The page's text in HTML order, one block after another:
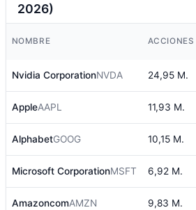
2026)
NOMBRE ACCIONES
Nvidia CorporationNVDA 24,95 M.
AppleAAPL 11,93 M.
AlphabetGOOG 10,15 M.
Microsoft CorporationMSFT 6,92 M.
AmazoncomAMZN 9,83 M.